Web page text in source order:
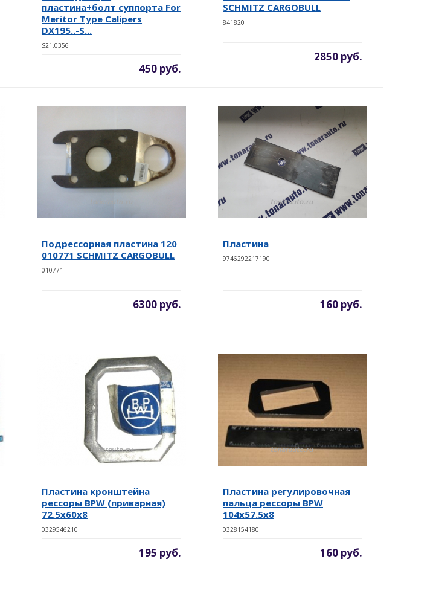
пластина+болт суппорта For
Meritor Type Calipers
DX195..-S...
S21.0356
450 руб.
SCHMITZ CARGOBULL
841820
2850 руб.
Подрессорная пластина 120
010771 SCHMITZ CARGOBULL
010771
6300 руб.
Пластина
9746292217190
160 руб.
Пластина кронштейна
рессоры BPW (приварная)
72.5x60x8
0329546210
195 руб.
Пластина регулировочная
пальца рессоры BPW
104х57.5х8
0328154180
160 руб.